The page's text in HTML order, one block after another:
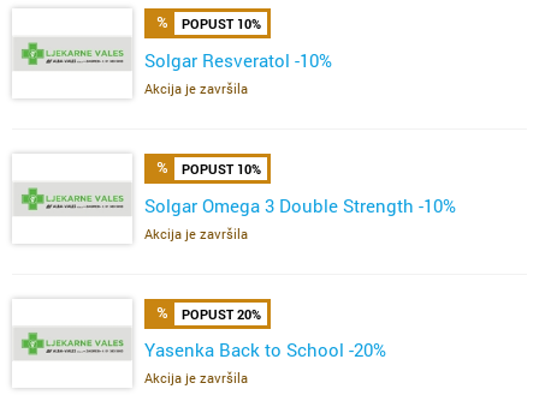
POPUST 10%
Solgar Resveratol -10%
Akcija je završila
POPUST 10%
Solgar Omega 3 Double Strength -10%
Akcija je završila
POPUST 20%
Yasenka Back to School -20%
Akcija je završila